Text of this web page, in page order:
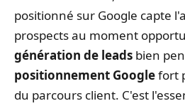
positionné sur Google capte
prospects au moment
génération de leads bien
positionnement Googlefort
du parcours client. C'est